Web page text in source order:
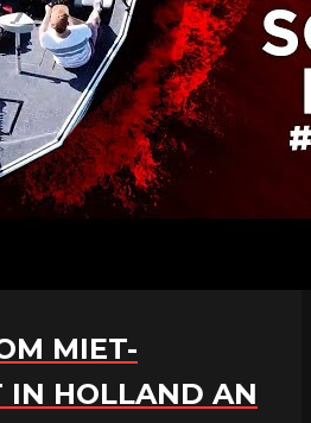
MIET-
IN HOLLAND AN